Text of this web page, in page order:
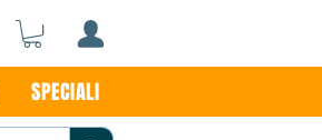
SPECIALI